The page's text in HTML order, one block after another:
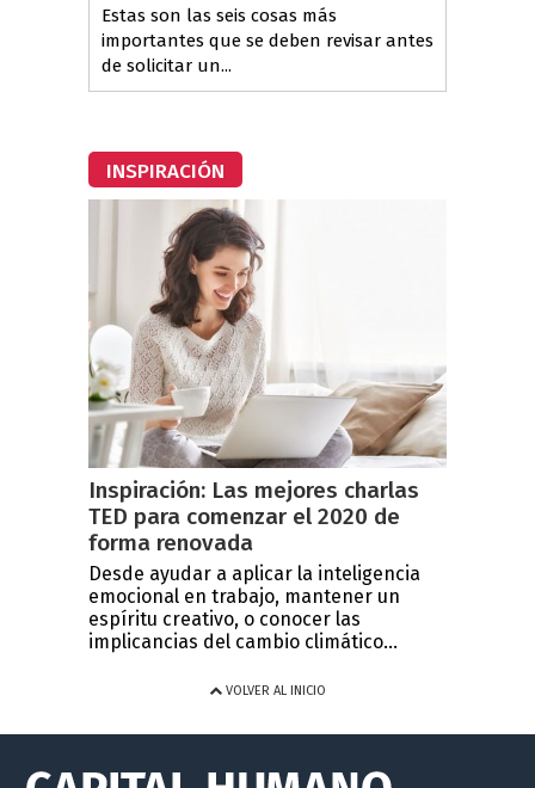
Estas son las seis cosas más
importantes que se deben revisar antes
de solicitar un...
INSPIRACIÓN
Inspiración: Las mejores charlas
TED para comenzar el 2020 de
forma renovada
Desde ayudar a aplicar la inteligencia
emocional en trabajo, mantener un
espíritu creativo, o conocer las
implicancias del cambio climático...
VOLVER AL INICIO